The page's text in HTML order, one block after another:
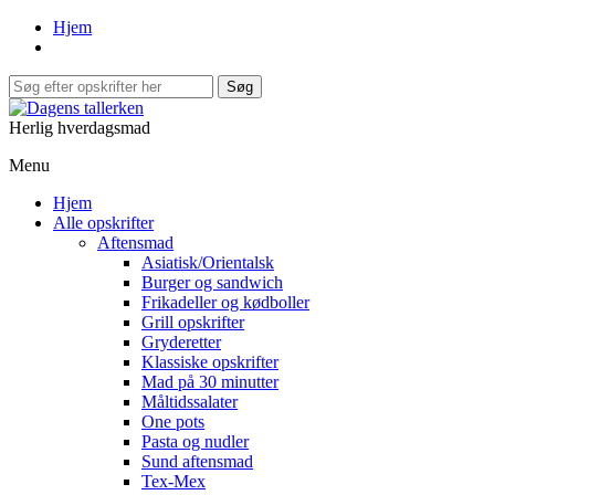
Hjem
Herlig hverdagsmad
Menu
Hjem
Alle opskrifter
Aftensmad
Asiatisk/Orientalsk
Burger og sandwich
Frikadeller og kødboller
Grill opskrifter
Gryderetter
Klassiske opskrifter
Mad på 30 minutter
Måltidssalater
One pots
Pasta og nudler
Sund aftensmad
Tex-Mex